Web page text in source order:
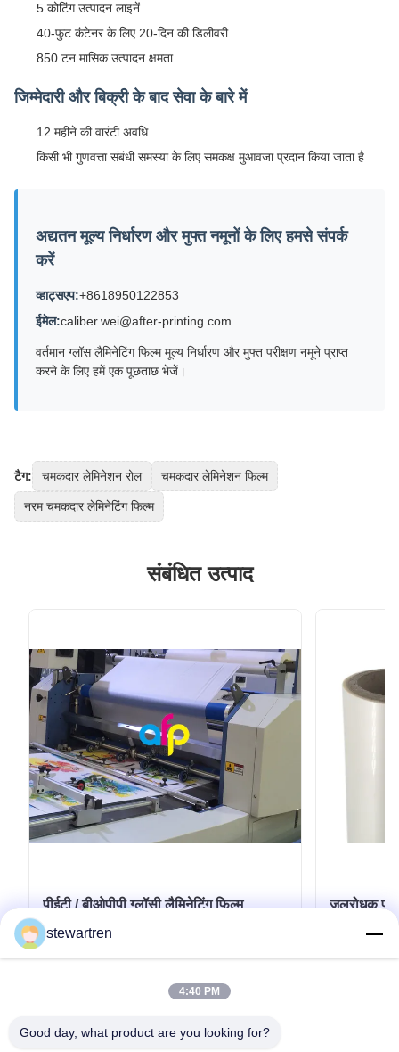
5 कोटिंग उत्पादन लाइनें
40-फुट कंटेनर के लिए 20-दिन की डिलीवरी
850 टन मासिक उत्पादन क्षमता
जिम्मेदारी और बिक्री के बाद सेवा के बारे में
12 महीने की वारंटी अवधि
किसी भी गुणवत्ता संबंधी समस्या के लिए समकक्ष मुआवजा प्रदान किया जाता है
अद्यतन मूल्य निर्धारण और मुफ्त नमूनों के लिए हमसे संपर्क
करें
व्हाट्सएप:+8618950122853
ईमेल:caliber.wei@after-printing.com
वर्तमान ग्लॉस लैमिनेटिंग फिल्म मूल्य निर्धारण और मुफ्त परीक्षण नमूने प्राप्त
करने के लिए हमें एक पूछताछ भेजें।
टैग: चमकदार लेमिनेशन रोल चमकदार लेमिनेशन फिल्म
नरम चमकदार लेमिनेटिंग फिल्म
संबंधित उत्पाद
पीईटी / बीओपीपी ग्लॉसी लैमिनेटिंग फिल्म
15माइक्रोन - 30माइक्रोन लस्टर फिनिश के
साथ
जलरोधक
प्लास्टिक
stewartren
4:40 PM
Good day, what product are you looking for?